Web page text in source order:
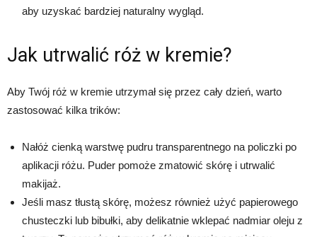
aby uzyskać bardziej naturalny wygląd.
Jak utrwalić róż w kremie?
Aby Twój róż w kremie utrzymał się przez cały dzień, warto
zastosować kilka trików:
Nałóż cienką warstwę pudru transparentnego na policzki po
aplikacji różu. Puder pomoże zmatowić skórę i utrwalić
makijaż.
Jeśli masz tłustą skórę, możesz również użyć papierowego
chusteczki lub bibułki, aby delikatnie wklepać nadmiar oleju z